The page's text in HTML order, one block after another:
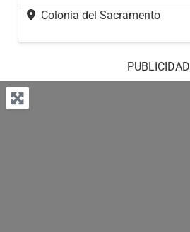
Colonia del Sacramento
PUBLICIDAD